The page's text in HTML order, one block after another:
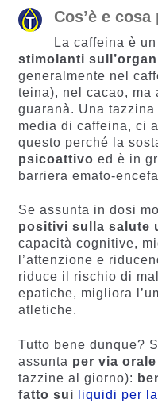
Cos’è e
La caffeina è un
stimolanti
generalmente nel
teina), nel cacao, ma
guaranà. Una
media di caffeina, ci
questo perché la
psicoattivo ed è in
barriera emato-
Se assunta in dosi
positivi sulla salute
capacità cognitive,
l’attenzione e
riduce il rischio di
epatiche, migliora
atletiche.
Tutto bene dunque?
assunta per via orale
tazzine al giorno):
fatto sui
liquidi per